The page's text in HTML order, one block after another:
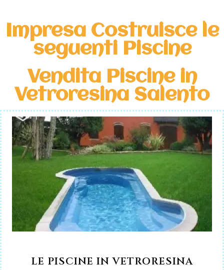
Impresa Costruisce le
seguenti Piscine
Vendita Piscine in
Vetroresina Salento
LE PISCINE IN VETRORESINA